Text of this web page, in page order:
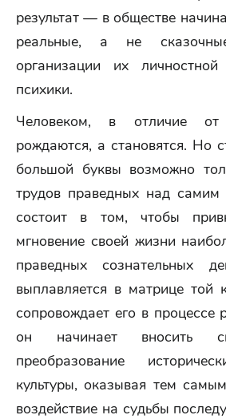
результат — в обществе
реальные, а не
организации их
психики.
Человеком, в отличие
рождаются, а становятся. Но
большой буквы возможно
трудов праведных над самим
состоит в том, чтобы
мгновение своей жизни
праведных сознательных
выплавляется в матрице той
сопровождает его в процессе
он начинает вносить
преобразование
культуры, оказывая тем
воздействие на судьбы